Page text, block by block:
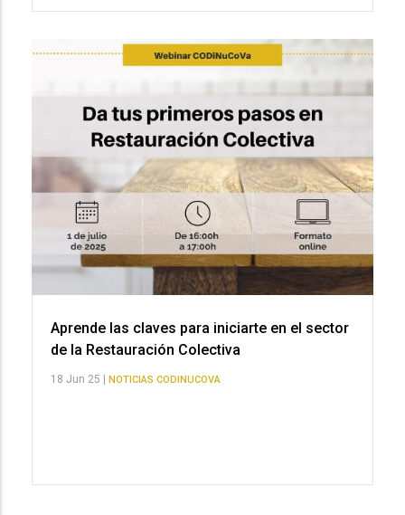
Aprende las claves para iniciarte en el sector
de la Restauración Colectiva
18 Jun 25 | NOTICIAS CODINUCOVA